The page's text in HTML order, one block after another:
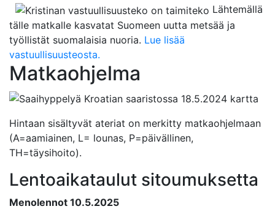
Lähtemällä
tälle matkalle kasvatat Suomeen uutta metsää ja
työllistät suomalaisia nuoria. Lue lisää
vastuullisuusteosta.
Matkaohjelma
Hintaan sisältyvät ateriat on merkitty matkaohjelmaan
(A=aamiainen, L= lounas, P=päivällinen,
TH=täysihoito).
Lentoaikataulut sitoumuksetta
Menolennot 10.5.2025